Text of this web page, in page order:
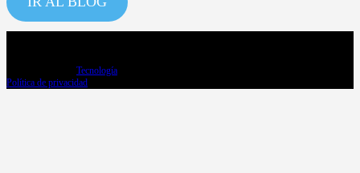
Tecnología
Política de privacidad